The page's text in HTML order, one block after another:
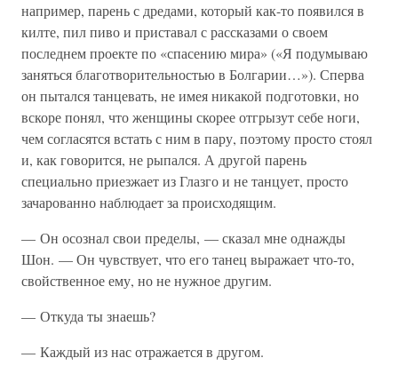
например, парень с дредами, который как-то появился в
килте, пил пиво и приставал с рассказами о своем
последнем проекте по «спасению мира» («Я подумываю
заняться благотворительностью в Болгарии…»). Сперва
он пытался танцевать, не имея никакой подготовки, но
вскоре понял, что женщины скорее отгрызут себе ноги,
чем согласятся встать с ним в пару, поэтому просто стоял
и, как говорится, не рыпался. А другой парень
специально приезжает из Глазго и не танцует, просто
зачарованно наблюдает за происходящим.
— Он осознал свои пределы, — сказал мне однажды
Шон. — Он чувствует, что его танец выражает что-то,
свойственное ему, но не нужное другим.
— Откуда ты знаешь?
— Каждый из нас отражается в другом.